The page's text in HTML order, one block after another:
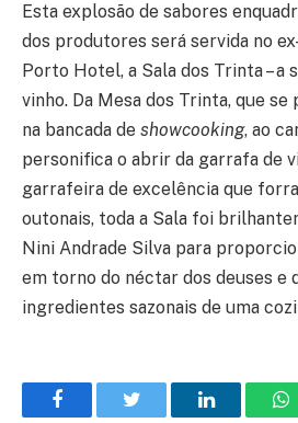
Esta explosão de sabores
dos produtores será servida no
Porto Hotel, a Sala dos Trinta – a
vinho. Da Mesa dos Trinta, que
na bancada de showcooking, ao
personifica o abrir da garrafa de
garrafeira de excelência que
outonais, toda a Sala foi
Nini Andrade Silva para
em torno do néctar dos deuses e
ingredientes sazonais de uma
FacebookTwitter
O